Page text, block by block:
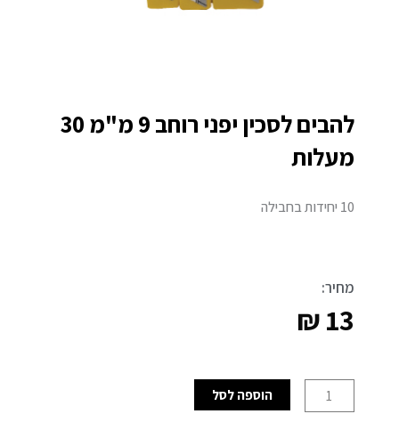
להבים לסכין יפני רוחב 9 מ"מ 30
מעלות
10 יחידות בחבילה
מחיר:
₪13
של
הוספה לסל